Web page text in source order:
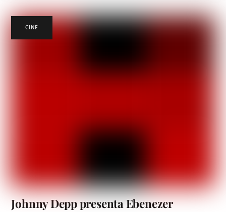
CINE
Johnny Depp presenta Ebenezer